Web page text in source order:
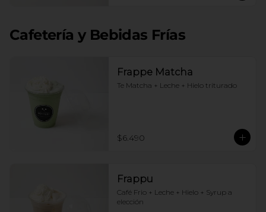
Cafetería y Bebidas Frías
Frappe Matcha
Te Matcha + Leche + Hielo triturado
$6.490
Frappu
Café Frio + Leche + Hielo + Syrup a
elección